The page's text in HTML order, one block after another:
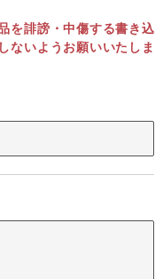
を誹謗・中傷する書き込
ないようお願いいたしま